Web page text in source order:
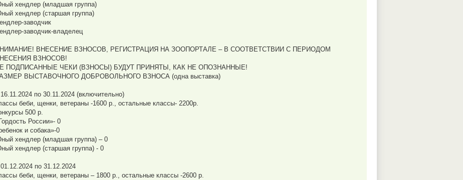
хендлер (младшая группа)
хендлер (старшая группа)
заводчик
заводчик-владелец
ВНЕСЕНИЕ ВЗНОСОВ, РЕГИСТРАЦИЯ НА ЗООПОРТАЛЕ – В СООТВЕТСТВИИ С ПЕРИОДОМ
ВЗНОСОВ!
ПОДПИСАННЫЕ ЧЕКИ (ВЗНОСЫ) БУДУТ ПРИНЯТЫ, КАК НЕ ОПОЗНАННЫЕ!
ВЫСТАВОЧНОГО ДОБРОВОЛЬНОГО ВЗНОСА (одна выставка)
по 30.11.2024 (включительно)
беби, щенки, ветераны -1600 р., остальные классы- 2200р.
500 р.
России»- 0
и собака»-0
хендлер (младшая группа) – 0
хендлер (старшая группа) - 0
по 31.12.2024
беби, щенки, ветераны – 1800 р., остальные классы -2600 р.